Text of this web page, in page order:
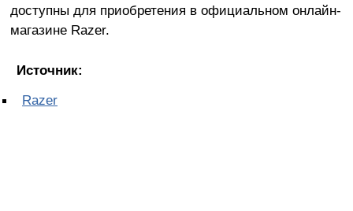
доступны для приобретения в официальном онлайн-
магазине Razer.
Источник:
Razer